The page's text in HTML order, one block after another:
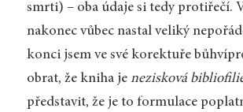
smrti) – oba údaje si tedy protiřečí.
nakonec vůbec nastal veliký
konci jsem ve své korektuře
obrat, že kniha je nezisková
představit, že je to formulace